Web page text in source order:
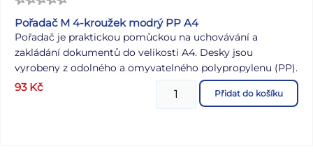
Pořadač M 4-kroužek modrý PP A4
Pořadač je praktickou pomůckou na uchovávání a
zakládání dokumentů do velikosti A4. Desky jsou
vyrobeny z odolného a omyvatelného polypropylenu (PP).
Hřeben je opatřený 4 kroužky. Průměr kroužku: 17 mm
Šířka hřbetu: 20 mm Tloušťka desek: 0,66 mm Barva:
93 Kč Přidat do košíku